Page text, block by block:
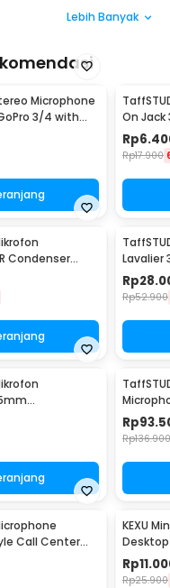
Lebih Banyak
Microphone
3/4 with
On Jack
Rp
Rp17.900
Condenser
Podcast -
Lavalier
Rp
Rp52.900
Podcast with
with
Rp
Rp136.900
Call Center
- M5
KEXU
Holder -
Rp
Rp25.900